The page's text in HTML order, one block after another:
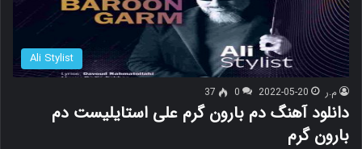
Ali Stylist
م.ر 2022-05-20
0
37
دانلود آهنگ دم بارون گرم علی استایلیست دم
بارون گرم